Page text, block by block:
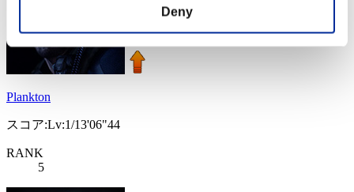
Deny
Plankton
スコア:Lv:1/13'06"44
RANK
5